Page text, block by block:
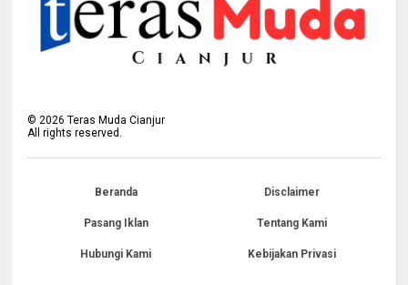
© 2026 Teras Muda Cianjur
All rights reserved.
Beranda Disclaimer
Pasang Iklan Tentang Kami
Hubungi Kami Kebijakan Privasi